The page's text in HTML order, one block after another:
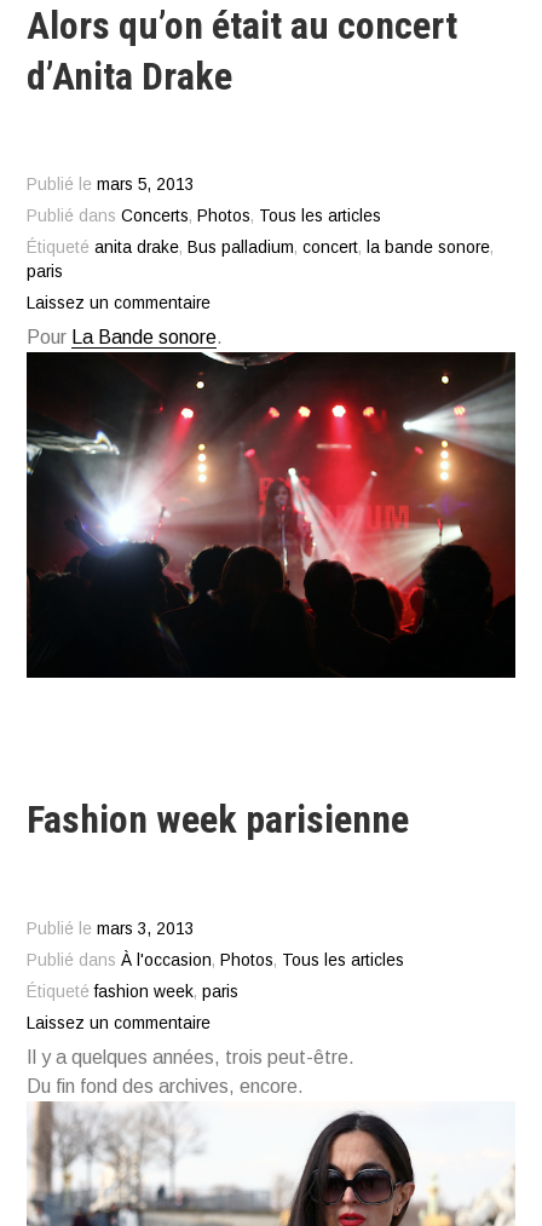
Alors qu’on était au concert
d’Anita Drake
Publié lemars 5, 2013
Publié dansConcerts, Photos, Tous les articles
Étiquetéanita drake, Bus palladium,concert, la bande sonore,
paris
Laissez un commentaire
Pour La Bande sonore.
Fashion week parisienne
Publié lemars 3, 2013
Publié dansÀ l'occasion,Photos, Tous les articles
Étiquetéfashion week,paris
Laissez un commentaire
Il y a quelques années, trois peut-être.
Du fin fond des archives, encore.